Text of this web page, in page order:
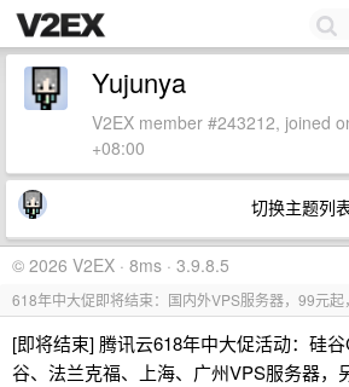
Yujunya
V2EX member #243212, joined
+08:00
切换主题列
© 2026 V2EX · 8ms · 3.9.8.5
618年中大促即将结束：国内外VPS服务器，99元起
[即将结束] 腾讯云618年中大促活动：硅
谷、法兰克福、上海、广州VPS服务器，